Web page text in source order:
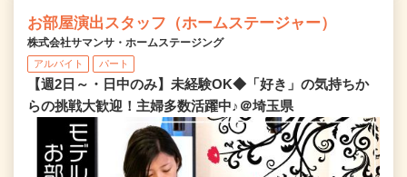
お部屋演出スタッフ（ホームステージャー）
株式会社サマンサ・ホームステージング
アルバイト パート
【週2日～・日中のみ】未経験OK◆「好き」の気持ちか
らの挑戦大歓迎！主婦多数活躍中♪＠埼玉県